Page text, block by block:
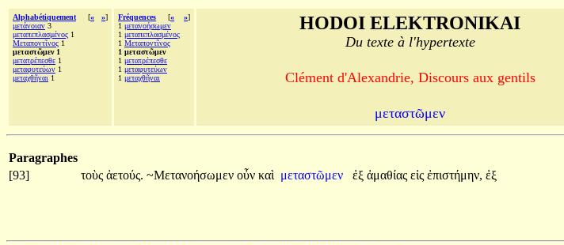
Alphabétiquement [« »]
μετάνοιαν 3
μεταπεπλασμένος 1
Μεταποντῖνος 1
μεταστῶμεν 1
μετατρέπεσθε 1
μεταφυτεύων 1
μεταχθῆναι 1
Fréquences [« »]
1 μετανοήσωμεν
1 μεταπεπλασμένος
1 Μεταποντῖνος
1 μεταστῶμεν
1 μετατρέπεσθε
1 μεταφυτεύων
1 μεταχθῆναι
HODOI ELEKTRONIKAI
Du texte à l'hypertexte
Clément d'Alexandrie, Discours aux gentils
μεταστῶμεν
Paragraphes
[93]
τοὺς ἀετούς. ~Μετανοήσωμεν οὖν καὶ μεταστῶμεν ἐξ ἀμαθίας εἰς ἐπιστήμην, ἐξ